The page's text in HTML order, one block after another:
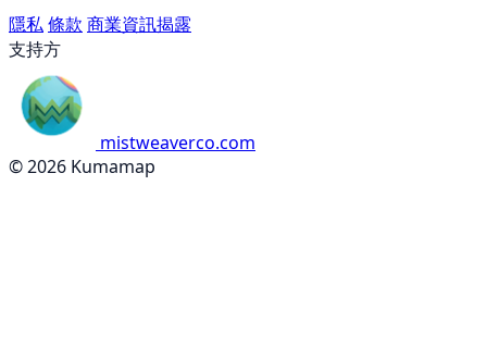
隱私條款 商業資訊揭露
支持方
mistweaverco.com
© 2026 Kumamap